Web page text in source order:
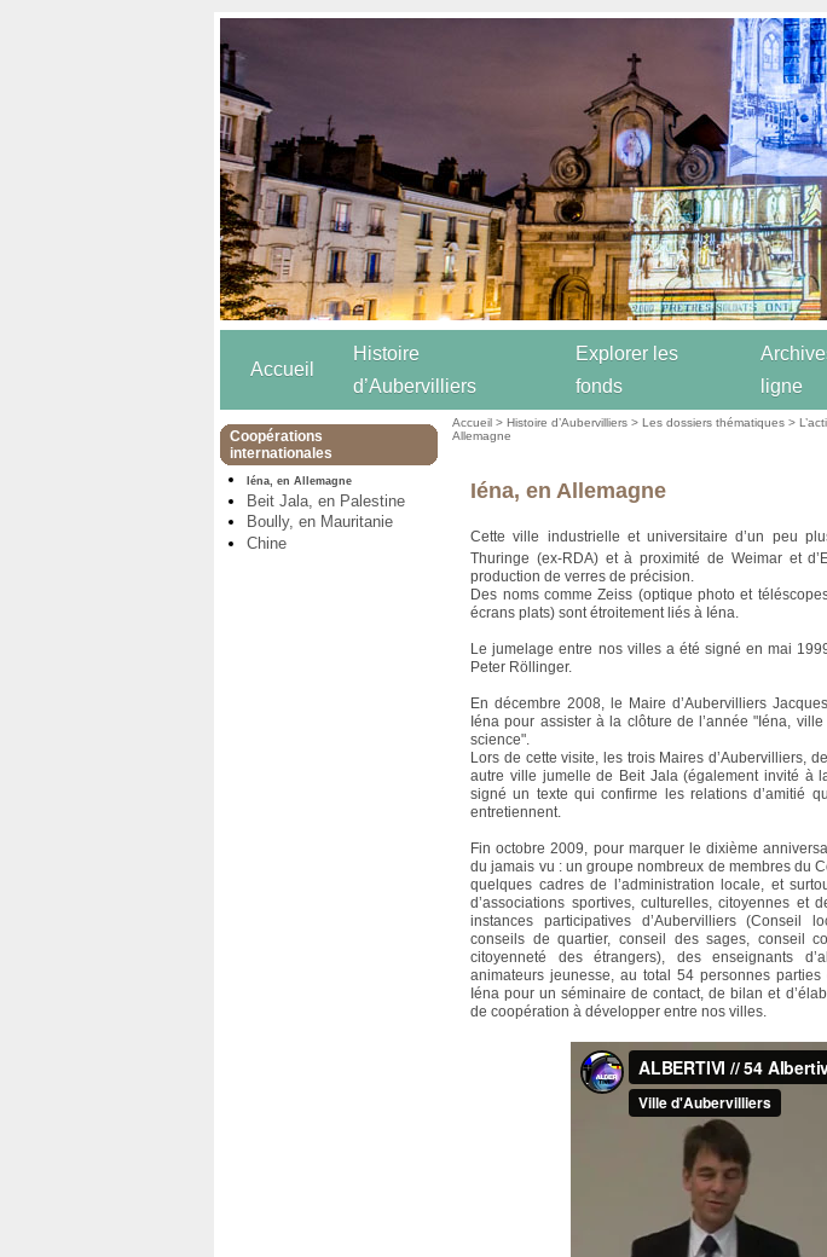
Accueil
Histoire
d’Aubervilliers
Explorer les
fonds
ligne
Coopérations
internationales
Iéna, en Allemagne
Beit Jala, en Palestine
Boully, en Mauritanie
Chine
Accueil >Histoire d’Aubervilliers>Les dossiers thématiques >
Allemagne
Iéna, en Allemagne
Cette ville industrielle et universitaire d’un peu
Thuringe (ex-RDA) et à proximité de Weimar et
production de verres de précision.
Des noms comme Zeiss (optique photo et
écrans plats) sont étroitement liés à Iéna.
Le jumelage entre nos villes a été signé en mai
Peter Röllinger.
En décembre 2008, le Maire d’Aubervilliers
Iéna pour assister à la clôture de l’année "Iéna,
science".
Lors de cette visite, les trois Maires d’Aubervilliers,
autre ville jumelle de Beit Jala (également invité à
signé un texte qui confirme les relations d’amitié
entretiennent.
Fin octobre 2009, pour marquer le dixième
du jamais vu : un groupe nombreux de membres du
quelques cadres de l’administration locale, et
d’associations sportives, culturelles, citoyennes et
instances participatives d’Aubervilliers (Conseil
conseils de quartier, conseil des sages, conseil
citoyenneté des étrangers), des enseignants
animateurs jeunesse, au total 54 personnes
Iéna pour un séminaire de contact, de bilan et
de coopération à développer entre nos villes.